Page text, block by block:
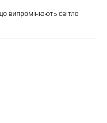
випромінюють світло